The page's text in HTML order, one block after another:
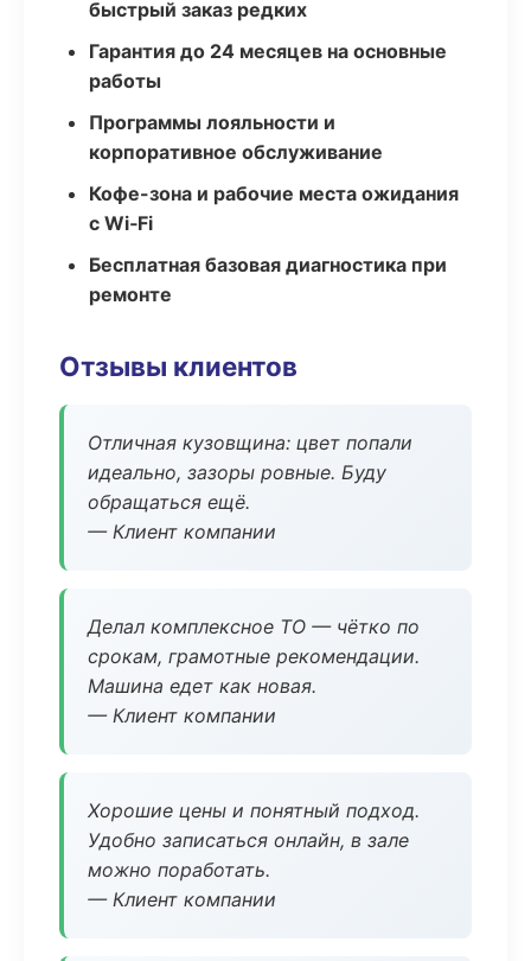
быстрый заказ редких
Гарантия до 24 месяцев на основные
работы
Программы лояльности и
корпоративное обслуживание
Кофе-зона и рабочие места ожидания
с Wi‑Fi
Бесплатная базовая диагностика при
ремонте
Отзывы клиентов
Отличная кузовщина: цвет попали
идеально, зазоры ровные. Буду
обращаться ещё.
— Клиент компании
Делал комплексное ТО — чётко по
срокам, грамотные рекомендации.
Машина едет как новая.
— Клиент компании
Хорошие цены и понятный подход.
Удобно записаться онлайн, в зале
можно поработать.
— Клиент компании